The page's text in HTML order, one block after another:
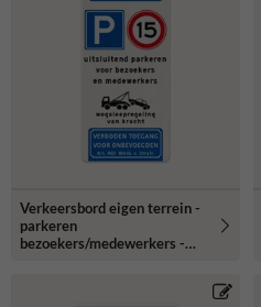
Verkeersbord eigen terrein -
parkeren
bezoekers/medewerkers -